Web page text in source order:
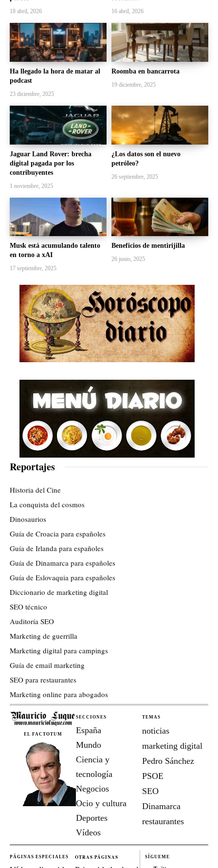
18 abril, 2026 16 abril, 2026
Ha llegado la hora de matar al
podcast
23 diciembre, 2025
Roomba en bancarrota
19 diciembre, 2025
Jaguar Land Rover: brecha
digital pagada por los
contribuyentes
1 noviembre, 2025
¿Los datos son el nuevo
petróleo?
26 septiembre, 2025
Musk está acumulando talento
en torno a xAI
17 septiembre, 2025
Beneficios de mentirijilla
26 junio, 2025
Reportajes
Historia del Cine
La conquista del cosmos
Dinosaurios
Guía de Croacia para españoles
Guía de Irlanda para españoles
Guía de Dinamarca para españoles
Guía de Eslovaquia para españoles
Diccionario de marketing digital
SEO técnico
Auditoría SEO
Marketing de guerrilla
Marketing digital para campings
Guía de email marketing
SEO para restaurantes
Marketing online para abogados
EL FACTOTUM
SECCIONES
España
Mundo
Ciencia y
tecnología
Negocios
Ocio y cultura
Deportes
Vídeos
TEMAS
noticias
marketing digital
Pedro Sánchez
PSOE
SEO
Dinamarca
restaurantes
PÁGINAS ESPECIALES OTRAS PÁGINAS SÍGUEME